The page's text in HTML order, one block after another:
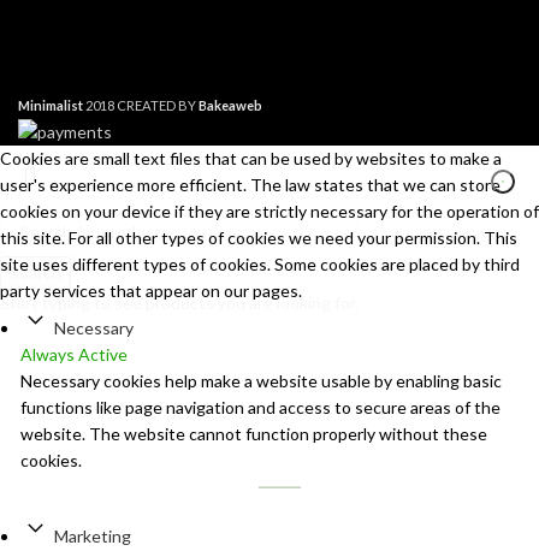
Minimalist 2018 CREATED BYBakeaweb
Search
Start typing to see products you are looking for.
Cookies are small text files that can be used by websites to make a
user's experience more efficient. The law states that we can store
cookies on your device if they are strictly necessary for the operation of
this site. For all other types of cookies we need your permission. This
site uses different types of cookies. Some cookies are placed by third
party services that appear on our pages.
Necessary
Always Active
Necessary cookies help make a website usable by enabling basic
functions like page navigation and access to secure areas of the
website. The website cannot function properly without these
cookies.
Marketing